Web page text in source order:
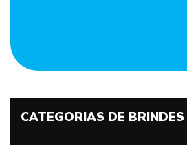
CATEGORIAS DE BRINDES